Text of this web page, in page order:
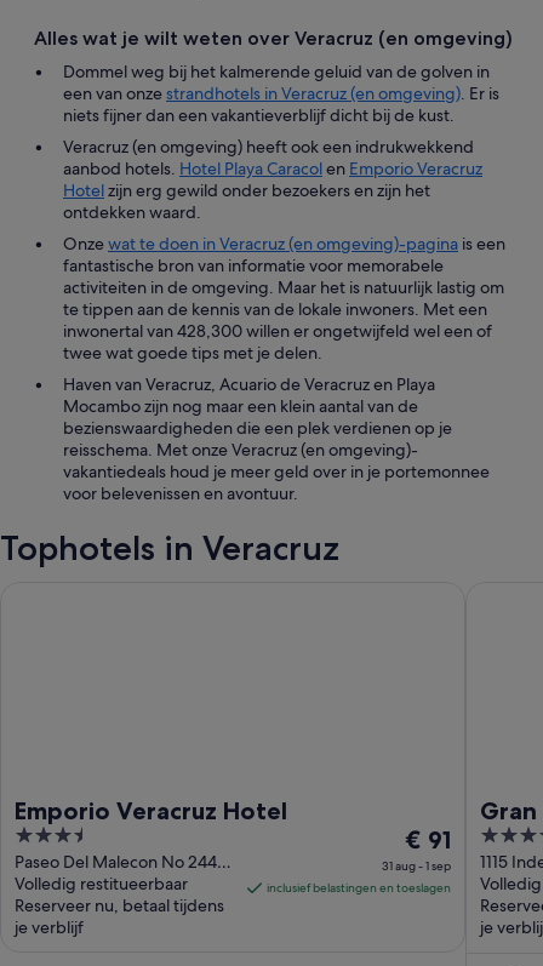
Alles wat je wilt weten over Veracruz (en omgeving)
Dommel weg bij het kalmerende geluid van de golven in
een van onzestrandhotels in Veracruz (en omgeving). Er is
niets fijner dan een vakantieverblijf dicht bij de kust.
Veracruz (en omgeving) heeft ook een indrukwekkend
aanbod hotels. Hotel Playa Caracolen Emporio Veracruz
Hotelzijn erg gewild onder bezoekers en zijn het
ontdekken waard.
Onzewat te doen in Veracruz (en omgeving)-pagina is een
fantastische bron van informatie voor memorabele
activiteiten in de omgeving. Maar het is natuurlijk lastig om
te tippen aan de kennis van de lokale inwoners. Met een
inwonertal van 428,300 willen er ongetwijfeld wel een of
twee wat goede tips met je delen.
Haven van Veracruz, Acuario de Veracruz en Playa
Mocambo zijn nog maar een klein aantal van de
bezienswaardigheden die een plek verdienen op je
reisschema. Met onze Veracruz (en omgeving)-
vakantiedeals houd je meer geld over in je portemonnee
voor belevenissen en avontuur.
Tophotels in Veracruz
Emporio Veracruz Hotel
3.5
out
of
5
Paseo Del Malecon No 244
Veracruz VER
Volledig restitueerbaar
Reserveer nu, betaal tijdens
je verblijf
De
prijs
is
€ 91
31 aug - 1 sep
inclusief belastingen en toeslagen
4
out
of
5
1115
je